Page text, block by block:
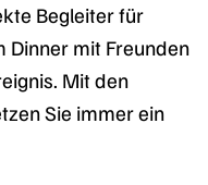
Begleiter für
Dinner mit Freunden
Mit den
Sie immer ein